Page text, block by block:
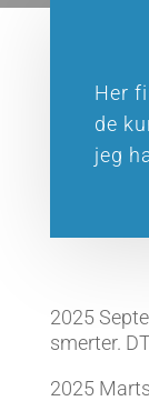
Her
de
jeg
2025
smerter.
2025